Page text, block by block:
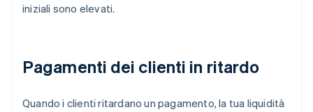
iniziali sono elevati.
Pagamenti dei clienti in ritardo
Quando i clienti ritardano un pagamento, la tua liquidità